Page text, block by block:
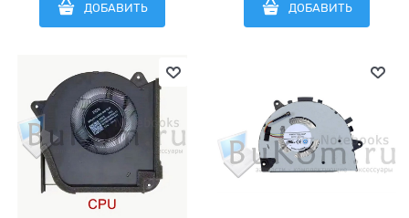
BF07505H05FP DC5V 0.40A
DB07505H05M (4pin)
ДОБАВИТЬ
6033Б0126201
ДОБАВИТЬ